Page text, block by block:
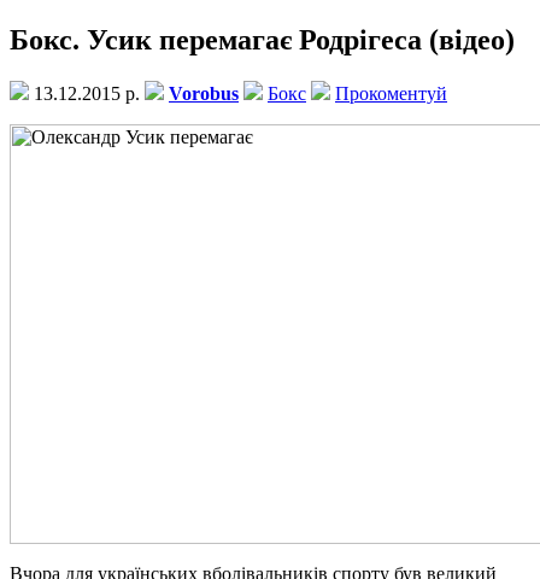
Бокс. Усик перемагає Родрігеса (відео)
13.12.2015 р. Vorobus Бокс Прокоментуй
Вчора для українських вболівальників спорту був великий